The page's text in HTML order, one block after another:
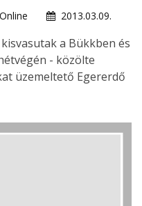
2013.03.09.
a Bükkben és
- közölte
üzemeltető Egererdő